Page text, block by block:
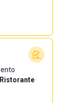
Ristorante·